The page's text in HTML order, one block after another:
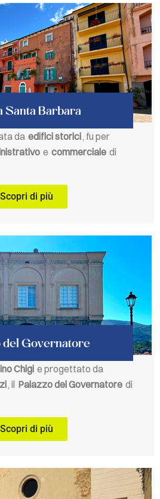
Santa Barbara
da edifici storici, fu per
e commerciale di
Scopri di più
del Governatore
Chigi e progettato da
, il Palazzo del Governatore di
Scopri di più